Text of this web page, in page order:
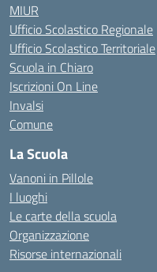
MIUR
Ufficio Scolastico Regionale
Ufficio Scolastico Territoriale
Scuola in Chiaro
Iscrizioni On Line
Invalsi
Comune
La Scuola
Vanoni in Pillole
I luoghi
Le carte della scuola
Organizzazione
Risorse internazionali